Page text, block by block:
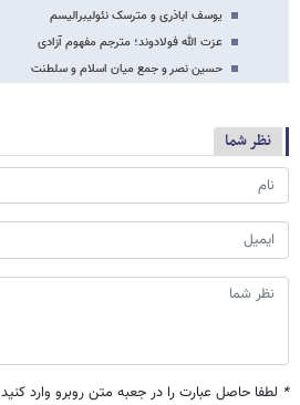
یوسف اباذری و مترسک نئولیبرالیسم
عزت الله فولادوند؛ مترجم مفهوم آزادی
حسین نصر و جمع میان اسلام و سلطنت
نظر شما
* لطفا حاصل عبارت را در جعبه متن روبرو وارد کنید